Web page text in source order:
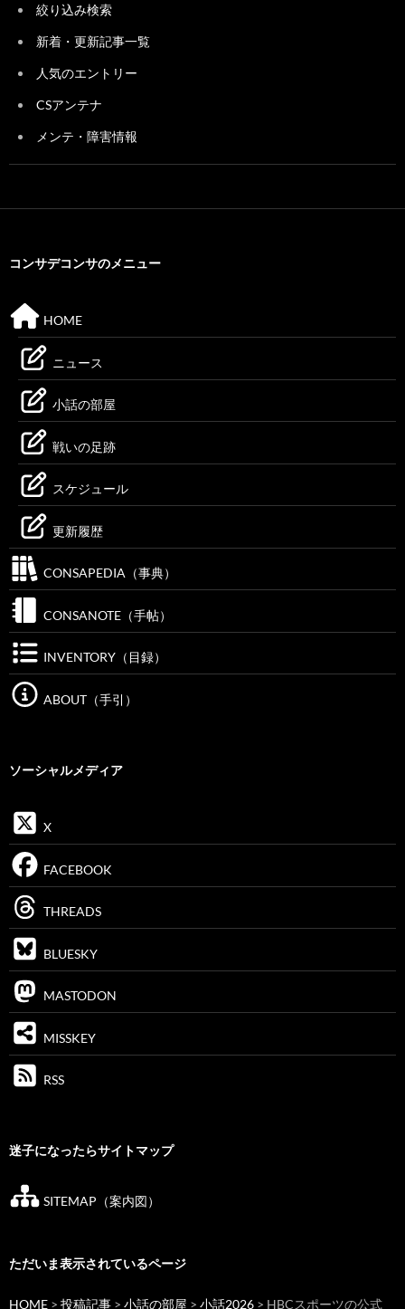
絞り込み検索
新着・更新記事一覧
人気のエントリー
CSアンテナ
メンテ・障害情報
コンサデコンサのメニュー
HOME
ニュース
小話の部屋
戦いの足跡
スケジュール
更新履歴
CONSAPEDIA（事典）
CONSANOTE（手帖）
INVENTORY（目録）
ABOUT（手引）
ソーシャルメディア
X
FACEBOOK
THREADS
BLUESKY
MASTODON
MISSKEY
RSS
迷子になったらサイトマップ
SITEMAP（案内図）
ただいま表示されているページ
HOME > 投稿記事 > 小話の部屋 > 小話2026 > HBCスポーツの公式